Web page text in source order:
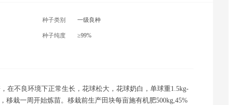
hn1376599 联系了该商家
种子类别 一级良种
种子纯度 ≥99%
在不良环境下正常生长，花球松大，花球奶白，单球重1.5kg-
移栽一周开始炼苗。移栽前生产田块每亩施有机肥500kg,45%